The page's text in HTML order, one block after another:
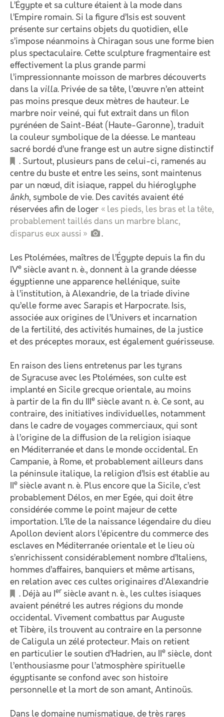
L’Égypte et sa culture étaient à la mode dans
l’Empire romain. Si la figure d’Isis est souvent
présente sur certains objets du quotidien, elle
s’impose néanmoins à Chiragan sous une forme bien
plus spectaculaire. Cette sculpture fragmentaire est
effectivement la plus grande parmi
l’impressionnante moisson de marbres découverts
dans la villa. Privée de sa tête, l’œuvre n’en atteint
pas moins presque deux mètres de hauteur. Le
marbre noir veiné, qui fut extrait dans un filon
pyrénéen de Saint-Béat (Haute-Garonne), traduit
la couleur symbolique de la déesse. Le manteau
sacré bordé d’une frange est un autre signe distinctif
. Surtout, plusieurs pans de celui-ci, ramenés au
centre du buste et entre les seins, sont maintenus
par un nœud, dit isiaque, rappel du hiéroglyphe
ânkh, symbole de vie. Des cavités avaient été
réservées afin de loger « les pieds, les bras et la tête,
probablement taillés dans un marbre blanc,
disparus eux aussi »
.
Les Ptolémées, maîtres de l’Égypte depuis la fin du
IVe siècle avant n. è., donnent à la grande déesse
égyptienne une apparence hellénique, suite
à l’institution, à Alexandrie, de la triade divine
qu’elle forme avec Sarapis et Harpocrate. Isis,
associée aux origines de l’Univers et incarnation
de la fertilité, des activités humaines, de la justice
et des préceptes moraux, est également guérisseuse.
En raison des liens entretenus par les tyrans
de Syracuse avec les Ptolémées, son culte est
implanté en Sicile grecque orientale, au moins
à partir de la fin du III
e siècle avant n. è. Ce sont, au
contraire, des initiatives individuelles, notamment
dans le cadre de voyages commerciaux, qui sont
à l’origine de la diffusion de la religion isiaque
en Méditerranée et dans le monde occidental. En
Campanie, à Rome, et probablement ailleurs dans
la péninsule italique, la religion d’Isis est établie au
e siècle avant n. è. Plus encore que la Sicile, c’est
probablement Délos, en mer Egée, qui doit être
considérée comme le point majeur de cette
importation. L’île de la naissance légendaire du dieu
Apollon devient alors l’épicentre du commerce des
esclaves en Méditerranée orientale et le lieu où
s’enrichissent considérablement nombre d’Italiens,
hommes d’affaires, banquiers et même artisans,
en relation avec ces cultes originaires d’Alexandrie
. Déjà au Ier siècle avant n. è., les cultes isiaques
avaient pénétré les autres régions du monde
occidental. Vivement combattus par Auguste
et Tibère, ils trouvent au contraire en la personne
de Caligula un zélé protecteur. Mais on retient
en particulier le soutien d’Hadrien, au II
e siècle, dont
l’enthousiasme pour l’atmosphère spirituelle
égyptisante se confond avec son histoire
personnelle et la mort de son amant, Antinoüs.
Dans le domaine numismatique, de très rares